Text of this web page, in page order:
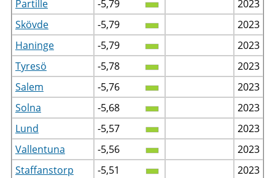
Partille -5,79
2023
Skövde
-5,79
2023
Haninge
-5,79
2023
Tyresö
-5,78
2023
Salem
-5,76
2023
Solna
-5,68
2023
Lund
-5,57
2023
Vallentuna
-5,56
2023
Staffanstorp
-5,51
2023